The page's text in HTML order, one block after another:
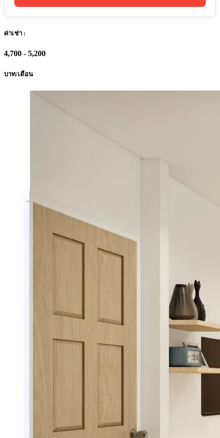
ค่าเช่า :
4,700 - 5,200
บาท/เดือน